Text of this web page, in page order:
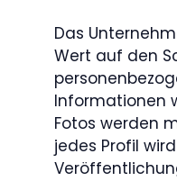
Das
Wert auf den
Informationen
Fotos werden
jedes Profil